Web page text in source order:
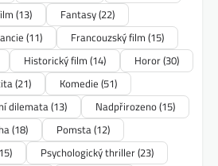
(13) Fantasy(22)
(11) Francouzský film (15)
Historický film (14) Horor(30)
(21) Komedie (51)
dilemata(13) Nadpřirozeno(15)
(18) Pomsta(12)
Psychologický thriller(23)